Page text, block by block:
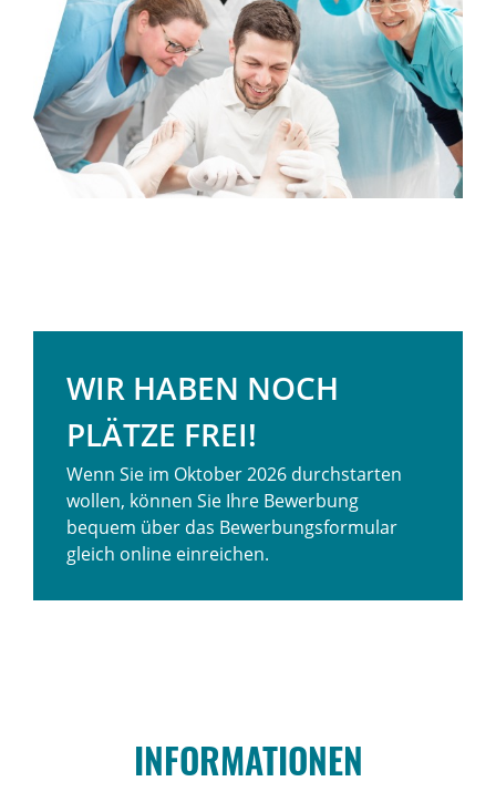
WIR HABEN NOCH
PLÄTZE FREI!
Wenn Sie im Oktober 2026 durchstarten
wollen, können Sie Ihre Bewerbung
bequem über das Bewerbungsformular
gleich online einreichen.
INFORMATIONEN